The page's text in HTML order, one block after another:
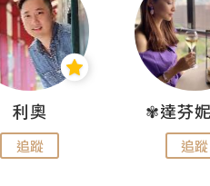
利奧
追蹤 追蹤